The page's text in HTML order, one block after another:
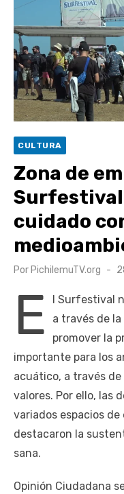
escuela comunitaria
Cóctel de Sábado:
Lina Fermandois y Luis
Seis comunas de
participativa del Plan
Costero Nilahue
segunda clasificatoria
Retrospectiva 2026 |
Araneda
CULTURA
Zona de
Surfestival
cuidado
Por PichilemuTV.org
E
l Surfestival
a través de
promover la
importante para los
acuático, a través
valores. Por ello, las
variados espacios
destacaron la
sana.
Opinión Ciudadana